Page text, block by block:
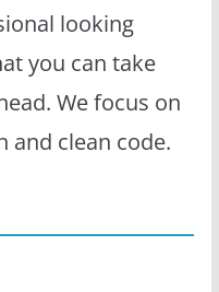
looking
you can take
We focus on
and clean code.